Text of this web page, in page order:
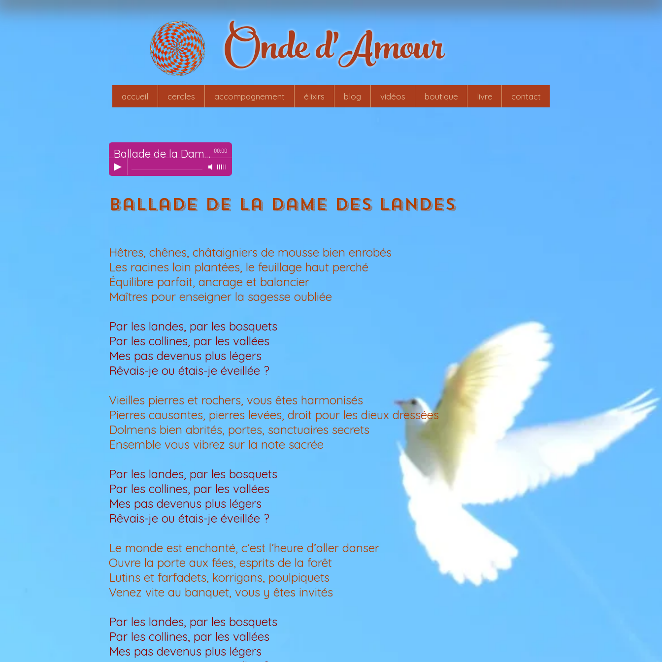
accueil cercles accompagnement élixirs blog vidéos boutique livre contact
Onde d'Amour
Ballade de la Dame des Landes 00:00
Ballade de la dame des landes
Hêtres, chênes, châtaigniers de mousse bien enrobés
Les racines loin plantées, le feuillage haut perché
Équilibre parfait, ancrage et balancier
Maîtres pour enseigner la sagesse oubliée
Par les landes, par les bosquets
Par les collines, par les vallées
Mes pas devenus plus légers
Rêvais-je ou étais-je éveillée ?
Vieilles pierres et rochers, vous êtes harmonisés
Pierres causantes, pierres levées, droit pour les dieux dressées
Dolmens bien abrités, portes, sanctuaires secrets
Ensemble vous vibrez sur la note sacrée
Par les landes, par les bosquets
Par les collines, par les vallées
Mes pas devenus plus légers
Rêvais-je ou étais-je éveillée ?
Le monde est enchanté, c’est l’heure d’aller danser
Ouvre la porte aux fées, esprits de la forêt
Lutins et farfadets, korrigans, poulpiquets
Venez vite au banquet, vous y êtes invités
Par les landes, par les bosquets
Par les collines, par les vallées
Mes pas devenus plus légers